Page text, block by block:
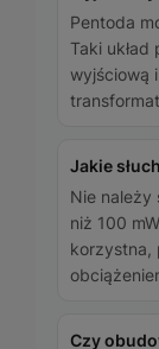
Pentoda
Taki
wyjściową
Jakie
Nie należy
niż 100
korzystna,
Czy